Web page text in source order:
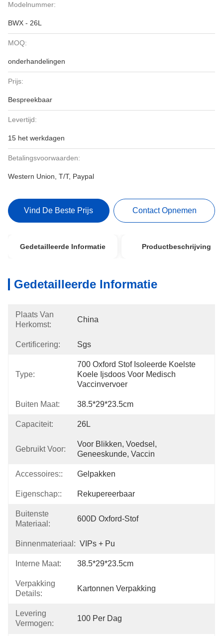
Modelnummer:
BWX - 26L
MOQ:
onderhandelingen
Prijs:
Bespreekbaar
Levertijd:
15 het werkdagen
Betalingsvoorwaarden:
Western Union, T/T, Paypal
Vind De Beste Prijs Contact Opnemen
Gedetailleerde Informatie Productbeschrijving
Gedetailleerde Informatie
Plaats Van
Herkomst:
China
Certificering: Sgs
Type:
700 Oxford Stof Isoleerde Koelste
Koele Ijsdoos Voor Medisch
Vaccinvervoer
Buiten Maat: 38.5*29*23.5cm
Capaciteit: 26L
Gebruikt Voor:
Voor Blikken, Voedsel,
Geneeskunde, Vaccin
Accessoires:: Gelpakken
Eigenschap:: Rekupereerbaar
Buitenste
Materiaal:
600D Oxford-Stof
Binnenmateriaal: VIPs + Pu
Interne Maat: 38.5*29*23.5cm
Verpakking
Details:
Kartonnen Verpakking
Levering
Vermogen:
100 Per Dag